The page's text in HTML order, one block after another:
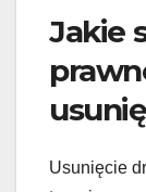
Jakie
Usunięcie